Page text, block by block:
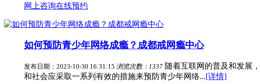
网上咨询在线预约
如何预防青少年网络成瘾？成都戒网瘾中心
发布日期：2023-10-30 16:31:15 浏览次数：1337 随着互联网的普及和发展
和社会应采取一系列有效的措施来预防青少年网络...[详情]